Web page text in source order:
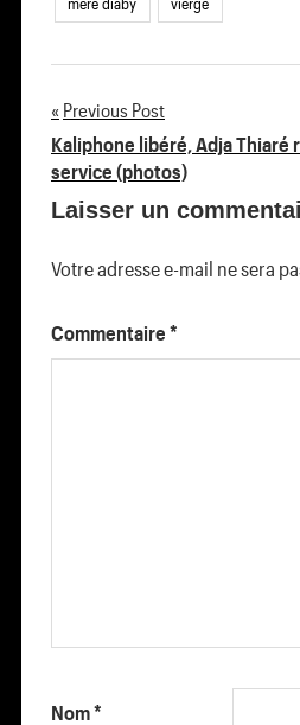
mère diaby vierge
Navigation
de
Previous Post
Kaliphone libéré, Adja Thiaré
service (photos)
Laisser un
Votre adresse e-mail ne sera
Commentaire *
Nom*